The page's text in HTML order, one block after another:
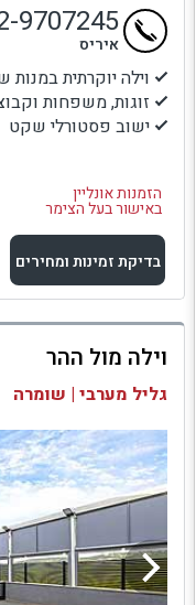
וילה יוקרתית במנות
זוגות, משפחות
ישוב פסטורלי שקט
הזמנות אונליין
באישור בעל הצימר
9707245
איריס
בדיקת זמינות ומחירים
למתחם זה
בדיקת זמינות ומחירים
וילה מול ההר
גליל מערבי | שומרה